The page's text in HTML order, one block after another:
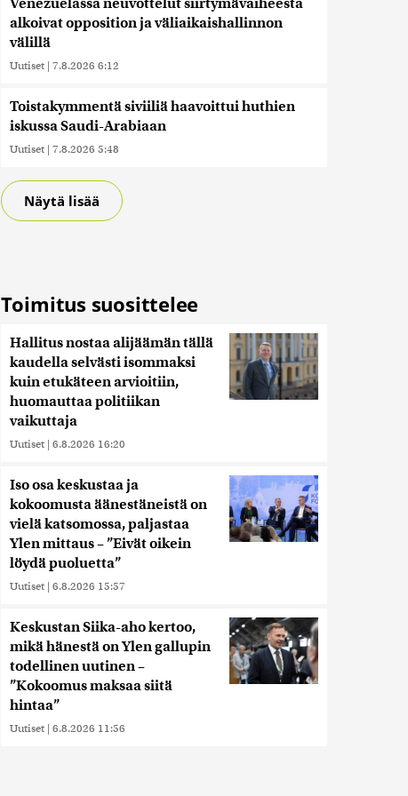
Venezuelassa neuvottelut siirtymävaiheesta
alkoivat opposition ja väliaikaishallinnon
välillä
Uutiset | 7.8.2026 6:12
Toistakymmentä siviiliä haavoittui huthien
iskussa Saudi-Arabiaan
Uutiset | 7.8.2026 5:48
Näytä lisää
Toimitus suosittelee
Hallitus nostaa alijäämän tällä
kaudella selvästi isommaksi
kuin etukäteen arvioitiin,
huomauttaa politiikan
vaikuttaja
Uutiset | 6.8.2026 16:20
Iso osa keskustaa ja
kokoomusta äänestäneistä on
vielä katsomossa, paljastaa
Ylen mittaus – ”Eivät oikein
löydä puoluetta”
Uutiset | 6.8.2026 15:57
Keskustan Siika-aho kertoo,
mikä hänestä on Ylen gallupin
todellinen uutinen –
”Kokoomus maksaa siitä
hintaa”
Uutiset | 6.8.2026 11:56